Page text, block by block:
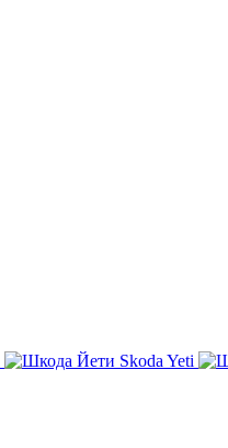
Skoda Yeti